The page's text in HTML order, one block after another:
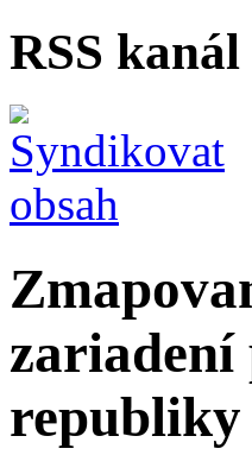
RSS kanál
zariadení
republiky